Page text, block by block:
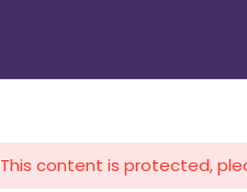
This content is protected,